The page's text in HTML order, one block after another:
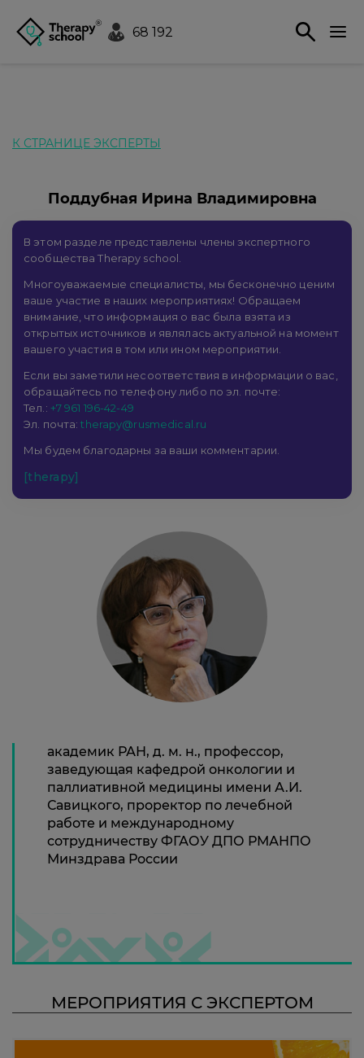
68 192
К СТРАНИЦЕ ЭКСПЕРТЫ
Поддубная Ирина Владимировна
В этом разделе представлены члены экспертного
сообщества Therapy school.
Многоуважаемые специалисты, мы бесконечно ценим
ваше участие в наших мероприятиях! Обращаем
внимание, что информация о вас была взята из
открытых источников и являлась актуальной на момент
вашего участия в том или ином мероприятии.
Если вы заметили несоответствия в информации о вас,
обращайтесь по телефону либо по эл. почте:
Тел.: +7 961 196-42-49
Эл. почта:therapy@rusmedical.ru
Мы будем благодарны за ваши комментарии.
[therapy]
академик РАН, д. м. н., профессор,
заведующая кафедрой онкологии и
паллиативной медицины имени А.И.
Савицкого, проректор по лечебной
работе и международному
сотрудничеству ФГАОУ ДПО РМАНПО
Минздрава России
МЕРОПРИЯТИЯ С ЭКСПЕРТОМ